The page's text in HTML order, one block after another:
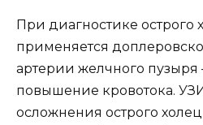
При диагностике острого
применяется
артерии желчного
повышение кровотока.
осложнения острого